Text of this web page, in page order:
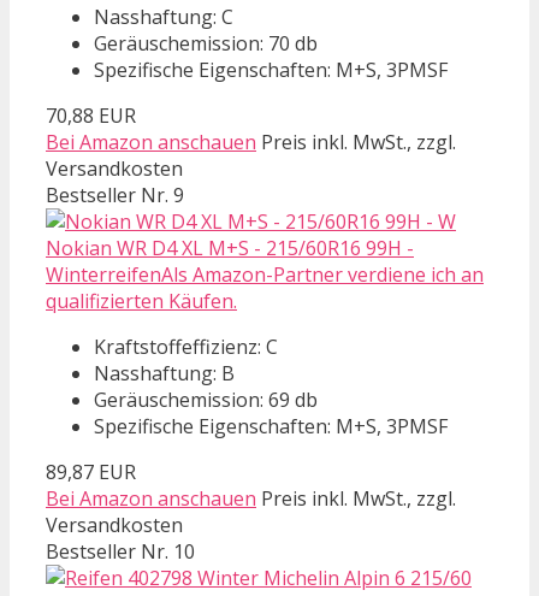
Nasshaftung: C
Geräuschemission: 70 db
Spezifische Eigenschaften: M+S, 3PMSF
70,88 EUR
Bei Amazon anschauen Preis inkl. MwSt., zzgl.
Versandkosten
Bestseller Nr. 9
Nokian WR D4 XL M+S - 215/60R16 99H -
WinterreifenAls Amazon-Partner verdiene ich an
qualifizierten Käufen.
Kraftstoffeffizienz: C
Nasshaftung: B
Geräuschemission: 69 db
Spezifische Eigenschaften: M+S, 3PMSF
89,87 EUR
Bei Amazon anschauen Preis inkl. MwSt., zzgl.
Versandkosten
Bestseller Nr. 10